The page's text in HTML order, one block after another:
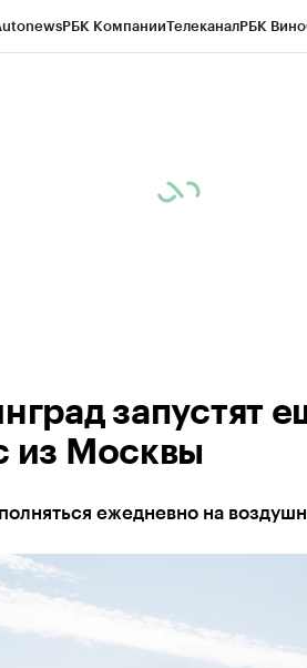
РБК КомпанииТелеканалРБК Вино
запустят
из Москвы
ежедневно на